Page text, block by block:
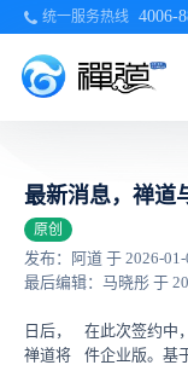
统一服务热线 4006-
最新消息，禅道
原创
发布：阿道 于 2026-
最后编辑：马晓彤 于
在此次签约中
件企业版。基
日后，
禅道将